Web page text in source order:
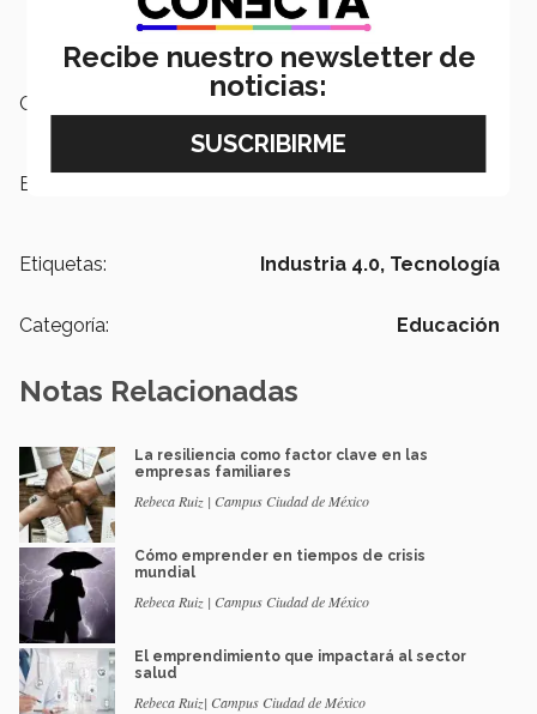
Campus:
Escuelas:
Etiquetas: Industria 4.0, Tecnología
Categoría: Educación
Notas Relacionadas
La resiliencia como factor clave en las
empresas familiares
Rebeca Ruiz | Campus Ciudad de México
Cómo emprender en tiempos de crisis
mundial
Rebeca Ruiz | Campus Ciudad de México
El emprendimiento que impactará al sector
salud
Rebeca Ruiz| Campus Ciudad de México
Recibe nuestro newsletter de
noticias: